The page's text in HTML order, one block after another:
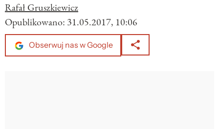
Rafał Gruszkiewicz
Opublikowano: 31.05.2017, 10:06
Obserwuj nas w Google